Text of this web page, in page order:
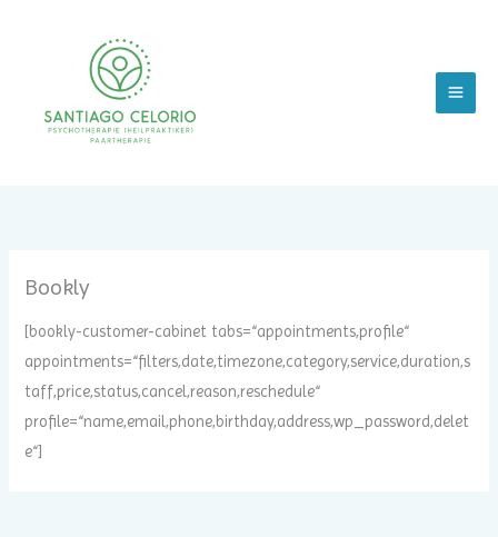
Bookly
[bookly-customer-cabinet tabs=“appointments,profile“
appointments=“filters,date,timezone,category,service,duration,s
taff,price,status,cancel,reason,reschedule“
profile=“name,email,phone,birthday,address,wp_password,delet
e“]